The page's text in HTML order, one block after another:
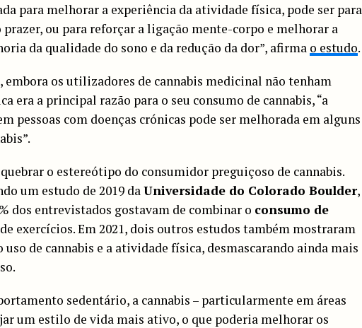
para melhorar a experiência da atividade física, pode ser para
ou para reforçar a ligação mente-corpo e melhorar a
da qualidade do sono e da redução da dor”, afirma o estudo.
embora os utilizadores de cannabis medicinal não tenham
era a principal razão para o seu consumo de cannabis, “a
pessoas com doenças crónicas pode ser melhorada em alguns
o estereótipo do consumidor preguiçoso de cannabis.
um estudo de 2019 da Universidade do Colorado Boulder,
dos entrevistados gostavam de combinar o consumo de
exercícios. Em 2021, dois outros estudos também mostraram
de cannabis e a atividade física, desmascarando ainda mais
sedentário, a cannabis – particularmente em áreas
um estilo de vida mais ativo, o que poderia melhorar os